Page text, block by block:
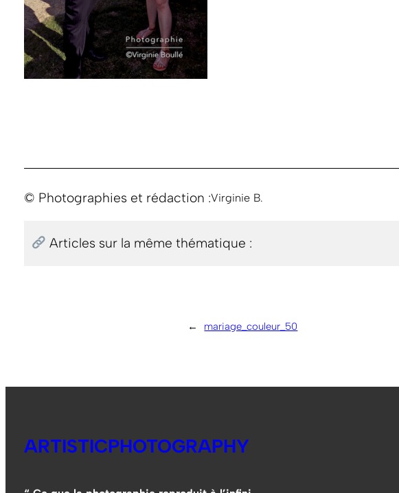
© Photographies et rédaction :Virginie B.
Articles sur la même thématique :
← mariage_couleur_50
ARTISTICPHOTOGRAPHY